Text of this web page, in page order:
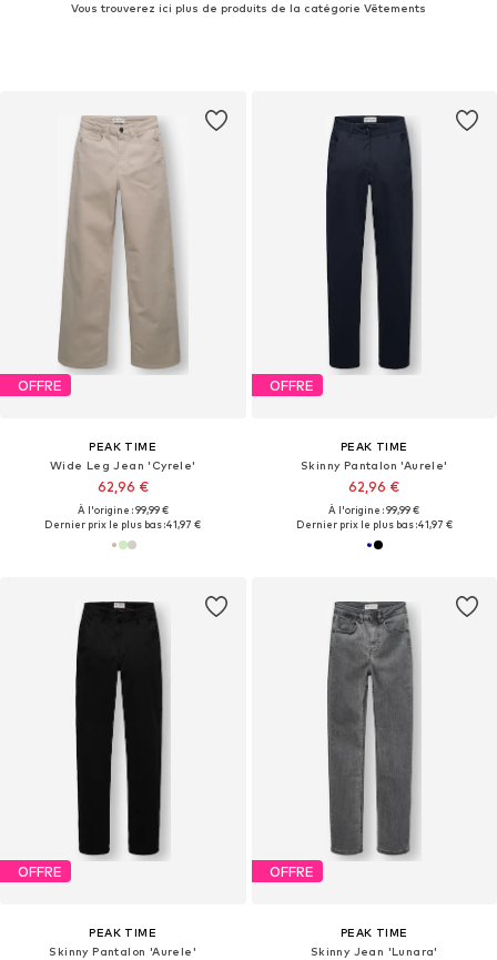
Vous trouverez ici plus de produits de la catégorie Vêtements
OFFRE
PEAK TIME
Wide Leg Jean 'Cyrele'
62,96 €
À l'origine : 99,99 €
Dernier prix le plus bas :41,97 €
OFFRE
PEAK TIME
Skinny Pantalon 'Aurele'
62,96 €
À l'origine : 99,99 €
Dernier prix le plus bas :41,97 €
OFFRE
PEAK TIME
Skinny Pantalon 'Aurele'
OFFRE
PEAK TIME
Skinny Jean 'Lunara'